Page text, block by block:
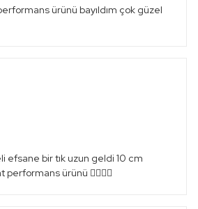
ürünü bayıldım çok güzel
efsane bir tık uzun geldi 10 cm
ürünü 👌🏻👌🏻